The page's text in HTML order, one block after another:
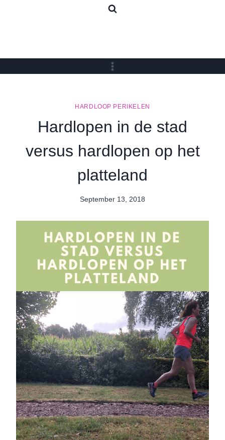
HARDLOOP PERIKELEN
Hardlopen in de stad
versus hardlopen op het
platteland
By
September 13, 2018